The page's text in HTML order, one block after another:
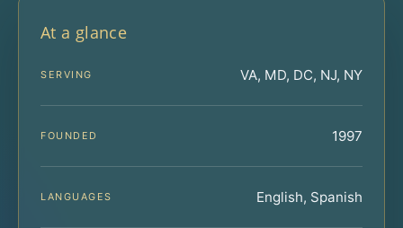
At a glance
SERVING VA, MD, DC, NJ, NY
FOUNDED 1997
LANGUAGES English, Spanish